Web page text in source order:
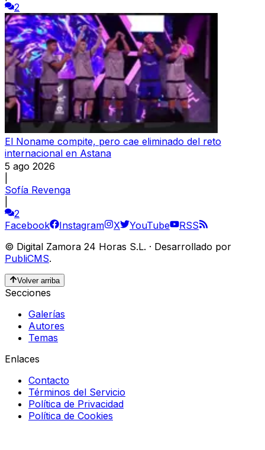
2
El Noname compite, pero cae eliminado del reto
internacional en Astana
5 ago 2026
Sofía Revenga
2
Facebook
Instagram X YouTube
RSS
© Digital Zamora 24 Horas S.L. · Desarrollado por
PubliCMS.
Volver arriba
Secciones
Galerías
Autores
Temas
Enlaces
Contacto
Términos del Servicio
Política de Privacidad
Política de Cookies